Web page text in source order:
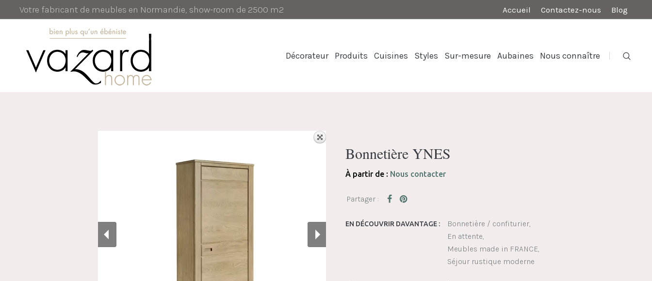
Accueil Contactez-nous Blog
Votre fabricant de meubles en Normandie, show-room de 2500 m2
Décorateur Produits Cuisines Styles Sur-mesure Aubaines Nous connaître
Bonnetière YNES
À partir de : Nous contacter
EN DÉCOUVRIR DAVANTAGE :
Bonnetière / confiturier
En attente
Meubles made in FRANCE
Séjour rustique moderne